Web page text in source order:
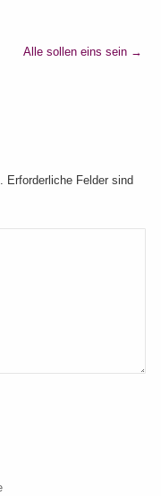
Alle sollen eins sein →
Erforderliche Felder sind